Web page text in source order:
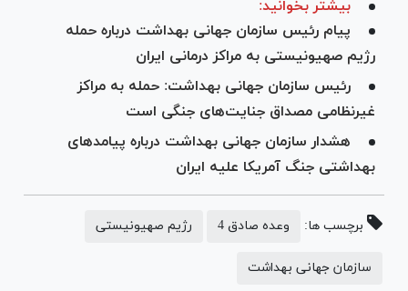
بیشتر بخوانید:
پیام رئیس سازمان جهانی بهداشت درباره حمله‌
رژیم صهیونیستی به مراکز درمانی ایران
رئیس سازمان جهانی بهداشت: حمله به مراکز
غیرنظامی مصداق جنایت‌های جنگی است
هشدار سازمان جهانی بهداشت درباره پیامدهای
بهداشتی‌ جنگ آمریکا علیه ایران
برچسب ها: وعده صادق 4 رژیم صهیونیستی
سازمان جهانی بهداشت